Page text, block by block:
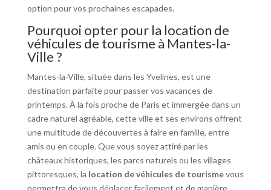
option pour vos prochaines escapades.
Pourquoi opter pour la location de
véhicules de tourisme à Mantes-la-
Ville ?
Mantes-la-Ville, située dans les Yvelines, est une
destination parfaite pour passer vos vacances de
printemps. À la fois proche de Paris et immergée dans un
cadre naturel agréable, cette ville et ses environs offrent
une multitude de découvertes à faire en famille, entre
amis ou en couple. Que vous soyez attiré par les
châteaux historiques, les parcs naturels ou les villages
pittoresques, la location de véhicules de tourismevous
permettra de vous déplacer facilement et de manière